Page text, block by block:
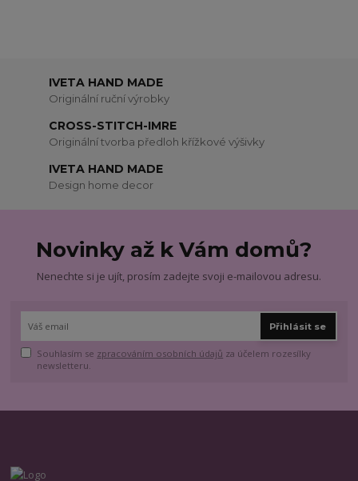
IVETA HAND MADE
Originální ruční výrobky
CROSS-STITCH-IMRE
Originální tvorba předloh křížkové výšivky
IVETA HAND MADE
Design home decor
Novinky až k Vám domů?
Nenechte si je ujít, prosím zadejte svoji e-mailovou adresu.
Přihlásit se
Souhlasím se zpracováním osobních údajů za účelem rozesílky
newsletteru.